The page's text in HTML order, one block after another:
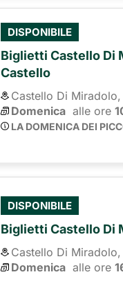
DISPONIBILE
Biglietti Castello Di
Castello
Castello Di Miradolo,
Domenica alle ore
LA DOMENICA DEI
DISPONIBILE
Biglietti Castello Di
Castello Di Miradolo,
Domenica alle ore